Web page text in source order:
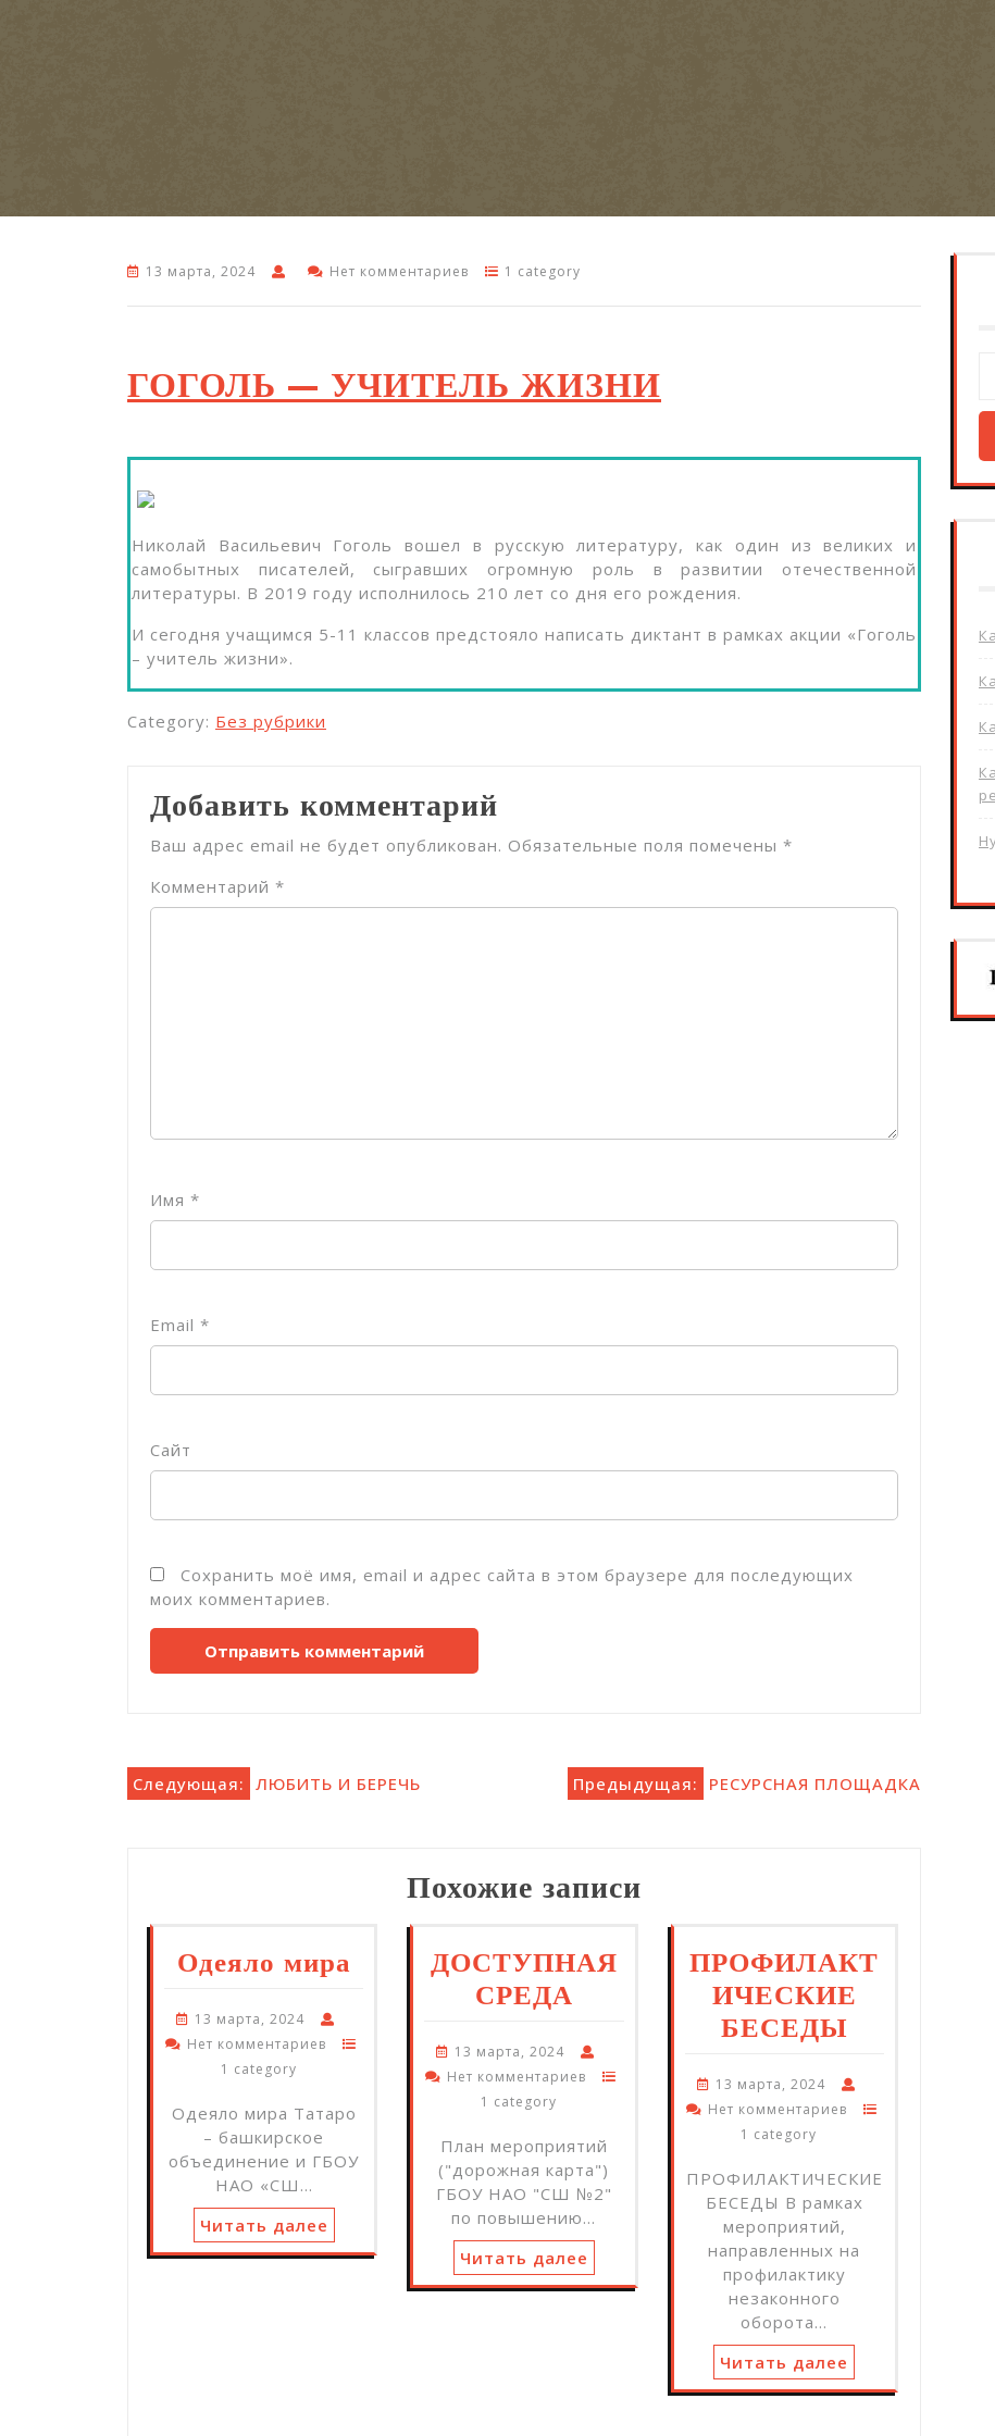
13 марта, 2024 Нет комментариев 1 category
ГОГОЛЬ — УЧИТЕЛЬ ЖИЗНИ
Николай Васильевич Гоголь вошел в русскую литературу, как один из великих и
самобытных писателей, сыгравших огромную роль в развитии отечественной
литературы. В 2019 году исполнилось 210 лет со дня его рождения.
И сегодня учащимся 5-11 классов предстояло написать диктант в рамках акции «Гоголь
– учитель жизни».
Category: Без рубрики
Добавить комментарий
Ваш адрес email не будет опубликован. Обязательные поля помечены *
Комментарий *
Имя *
Email *
Сайт
Сохранить моё имя, email и адрес сайта в этом браузере для последующих
моих комментариев.
Навигация
Предыдущая: РЕСУРСНАЯ ПЛОЩАДКА
Следующая: ЛЮБИТЬ И БЕРЕЧЬ
Похожие записи
Одеяло мира
13 марта, 2024
Нет комментариев
1 category
Одеяло мира Татаро
– башкирское
объединение и ГБОУ
НАО «СШ…
Читать далее
ДОСТУПНАЯ
СРЕДА
13 марта, 2024
Нет комментариев
1 category
План мероприятий
("дорожная карта")
ГБОУ НАО "СШ №2"
по повышению…
Читать далее
ПРОФИЛАКТ
ИЧЕСКИЕ
БЕСЕДЫ
13 марта, 2024
Нет комментариев
1 category
ПРОФИЛАКТИЧЕСКИЕ
БЕСЕДЫ В рамках
мероприятий,
направленных на
профилактику
незаконного
оборота…
Читать далее